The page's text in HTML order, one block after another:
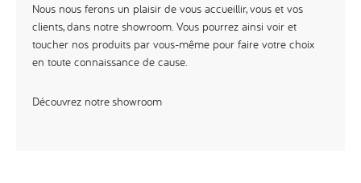
Nous nous ferons un plaisir de vous accueillir, vous et vos
clients, dans notre showroom. Vous pourrez ainsi voir et
toucher nos produits par vous-même pour faire votre choix
en toute connaissance de cause.
Découvrez notre showroom